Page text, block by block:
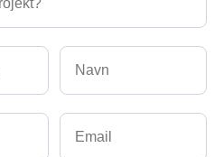
Navn
Email